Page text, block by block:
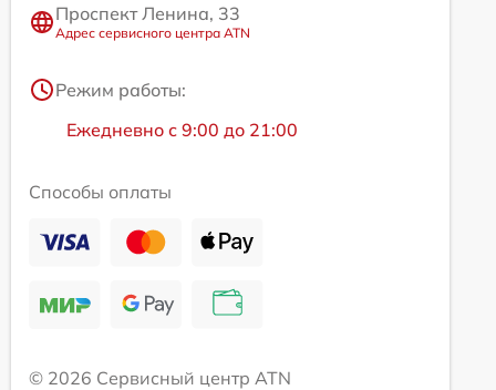
Проспект Ленина, 33
Адрес сервисного центра ATN
Режим работы:
Ежедневно с 9:00 до 21:00
Способы оплаты
© 2026 Сервисный центр ATN